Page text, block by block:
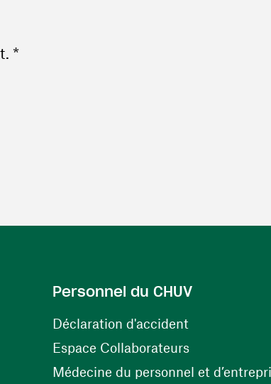
du formulaire de contact. *
Personnel du CHUV
Déclaration d'accident(ouvre une
Espace Collaborateurs(ouvre une
Médecine du personnel et